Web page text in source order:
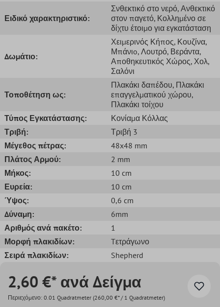
Ειδικό χαρακτηριστικό:
Σνθεκτικό στο νερό, Ανθεκτικό
στον παγετό, Κολλημένο σε
δίχτυ έτοιμο για εγκατάσταση
Δωμάτιο:
Χειμερινός Κήπος, Κουζίνα,
Μπάνιo, Λουτρό, Βεράντα,
Αποθηκευτικός Χώρος, Χολ,
Σαλόνι
Τοποθέτηση ως:
Πλακάκι δαπέδου, Πλακάκι
επαγγελματικού χώρου,
Πλακάκι τοίχου
Τύπος Εγκατάστασης:
Κονίαμα Κόλλας
Τριβή:
Τριβή 3
Μέγεθος πέτρας:
48x48 mm
Πλάτος Αρμού:
2 mm
Μήκος:
10 cm
Ευρεία:
10 cm
Ύψος:
0,6 cm
Δύναμη:
6mm
Αριθμός ανά πακέτο:
1
Μορφή πλακιδίων:
Tετράγωνο
Σειρά πλακιδίων:
Shepherd
2,60 €* ανά Δείγμα
Περιεχόμενο: 0.01 Quadratmeter (260,00 €* / 1 Quadratmeter)